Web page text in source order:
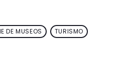
DE MUSEOS TURISMO